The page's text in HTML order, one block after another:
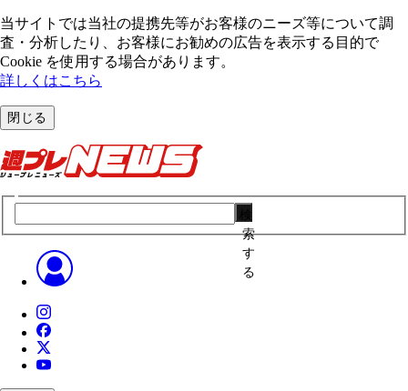
当サイトでは当社の提携先等がお客様のニーズ等について調
査・分析したり、お客様にお勧めの広告を表⽰する⽬的で
Cookie を使⽤する場合があります。
詳しくはこちら
閉じる
索
す
る